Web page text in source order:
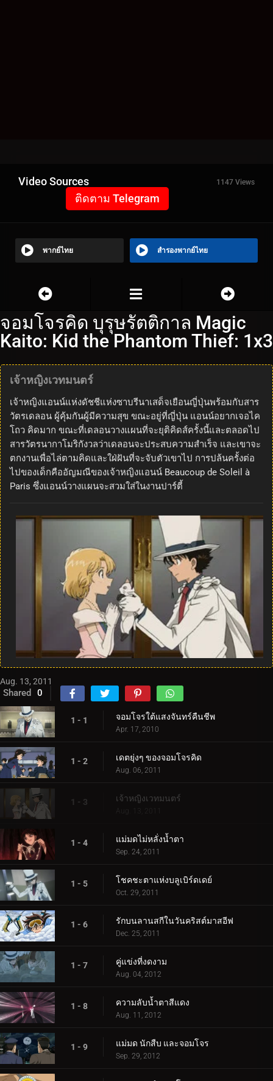
Video Sources 1147 Views
ติดตาม Telegram
พากย์ไทย สำรองพากย์ไทย
จอมโจรคิด บุรุษรัตติกาล Magic
Kaito: Kid the Phantom Thief: 1x3
เจ้าหญิงเวทมนตร์
เจ้าหญิงแอนน์แห่งดัชชีแห่งซาบรีนาเสด็จเยือนญี่ปุ่นพร้อมกับสาร
วัตรเดลอน ผู้คุ้มกันผู้มีความสุข ขณะอยู่ที่ญี่ปุ่น แอนน์อยากเจอไค
โถว คิดมาก ขณะที่เดลอนวางแผนที่จะยุติคิดส์ครั้งนี้และตลอดไป
สารวัตรนากาโมริกังวลว่าเดลอนจะประสบความสำเร็จ และเขาจะ
ตกงานเพื่อไล่ตามคิดและใฝ่ฝันที่จะจับตัวเขาไป การปล้นครั้งต่อ
ไปของเด็กคืออัญมณีของเจ้าหญิงแอนน์ Beaucoup de Soleil à
Paris ซึ่งแอนน์วางแผนจะสวมใส่ในงานปาร์ตี้
Aug. 13, 2011
Shared 0
1 - 1 จอมโจรใต้แสงจันทร์คืนชีพ
Apr. 17, 2010
1 - 2 เดตยุ่งๆ ของจอมโจรคิด
Aug. 06, 2011
1 - 3 เจ้าหญิงเวทมนตร์
Aug. 13, 2011
1 - 4 แม่มดไม่หลั่งน้ำตา
Sep. 24, 2011
1 - 5 โชคชะตาแห่งบลูเบิร์ดเดย์
Oct. 29, 2011
1 - 6 รักบนลานสกีในวันคริสต์มาสอีฟ
Dec. 25, 2011
1 - 7 คู่แข่งที่งดงาม
Aug. 04, 2012
1 - 8 ความลับน้ำตาสีแดง
Aug. 11, 2012
1 - 9 แม่มด นักสืบ และจอมโจร
Sep. 29, 2012